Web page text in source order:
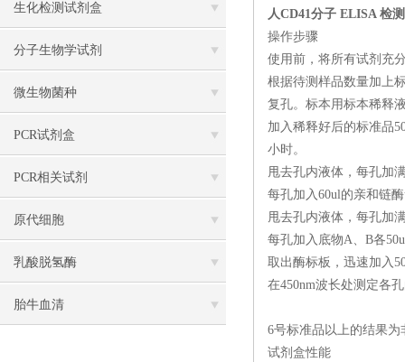
生化检测试剂盒
分子生物学试剂
微生物菌种
PCR试剂盒
PCR相关试剂
原代细胞
乳酸脱氢酶
胎牛血清
人CD41分子 ELISA 检
操作步骤
使用前，将所有试剂充
根据待测样品数量加上
复孔。标本用标本稀释
加入稀释好后的标准品
小时。
甩去孔内液体，每孔加
每孔加入60ul的亲和链
甩去孔内液体，每孔加
每孔加入底物A、B各
取出酶标板，迅速加入
在450nm波长处测定各
6号标准品以上的结果
试剂盒性能